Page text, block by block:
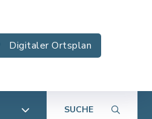
Digitaler Ortsplan
SUCHE